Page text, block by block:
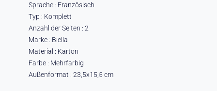
Sprache : Französisch
Typ : Komplett
Anzahl der Seiten : 2
Marke : Biella
Material : Karton
Farbe : Mehrfarbig
Außenformat : 23,5x15,5 cm